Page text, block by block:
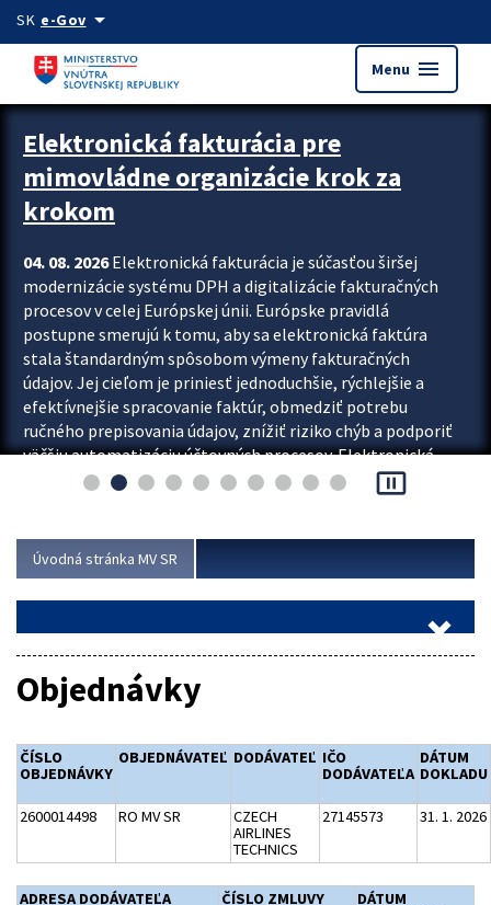
Preskocit na hlavný obsah
SK e-Govarrow_drop_down
Menu menu
Zastavit automatický posun upútavok
Elektronická fakturácia pre
mimovládne organizácie krok za
krokom
04. 08. 2026Elektronická fakturácia je súčasťou širšej
modernizácie systému DPH a digitalizácie fakturačných
procesov v celej Európskej únii. Európske pravidlá
postupne smerujú k tomu, aby sa elektronická faktúra
stala štandardným spôsobom výmeny fakturačných
údajov. Jej cieľom je priniesť jednoduchšie, rýchlejšie a
efektívnejšie spracovanie faktúr, obmedziť potrebu
ručného prepisovania údajov, znížiť riziko chýb a podporiť
väčšiu automatizáciu účtovných procesov. Elektronická
fakturácia preto nepredstavuje...
pause_presentation
Úvodná stránka MV SR
Objednávky
ČÍSLO
OBJEDNÁVKY
OBJEDNÁVATEĽ DODÁVATEĽ IČO
DODÁVATEĽA
DÁTUM
DOKLADU
2600014498 RO MV SR
CZECH
AIRLINES
TECHNICS
27145573 31. 1. 2026
ADRESA DODÁVATEĽA ČÍSLO ZMLUVY
DÁTUM